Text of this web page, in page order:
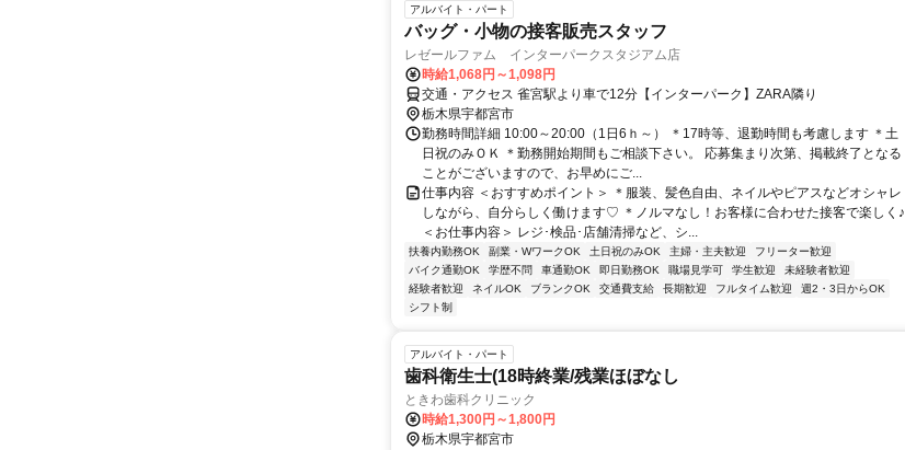
アルバイト・パート
バッグ・小物の接客販売スタッフ
レゼールファム インターパークスタジアム店
時給1,068円～1,098円
交通・アクセス 雀宮駅より車で12分【インターパーク】ZARA隣り
栃木県宇都宮市
勤務時間詳細 10:00～20:00（1日6ｈ～） ＊17時等、退勤時間も考慮します ＊土
日祝のみＯＫ ＊勤務開始期間もご相談下さい。 応募集まり次第、掲載終了となる
ことがございますので、お早めにご...
仕事内容 ＜おすすめポイント＞ ＊服装、髪色自由、ネイルやピアスなどオシャレ
しながら、自分らしく働けます♡ ＊ノルマなし！お客様に合わせた接客で楽しく♪
＜お仕事内容＞ レジ･検品･店舗清掃など、シ...
扶養内勤務OK 副業・WワークOK 土日祝のみOK 主婦・主夫歓迎
フリーター歓迎
バイク通勤OK
学歴不問 車通勤OK 即日勤務OK 職場見学可 学生歓迎
未経験者歓迎
経験者歓迎
ネイルOK ブランクOK 交通費支給 長期歓迎 フルタイム歓迎
週2・3日からOK
シフト制
アルバイト・パート
歯科衛生士(18時終業/残業ほぼなし
ときわ歯科クリニック
時給1,300円～1,800円
栃木県宇都宮市